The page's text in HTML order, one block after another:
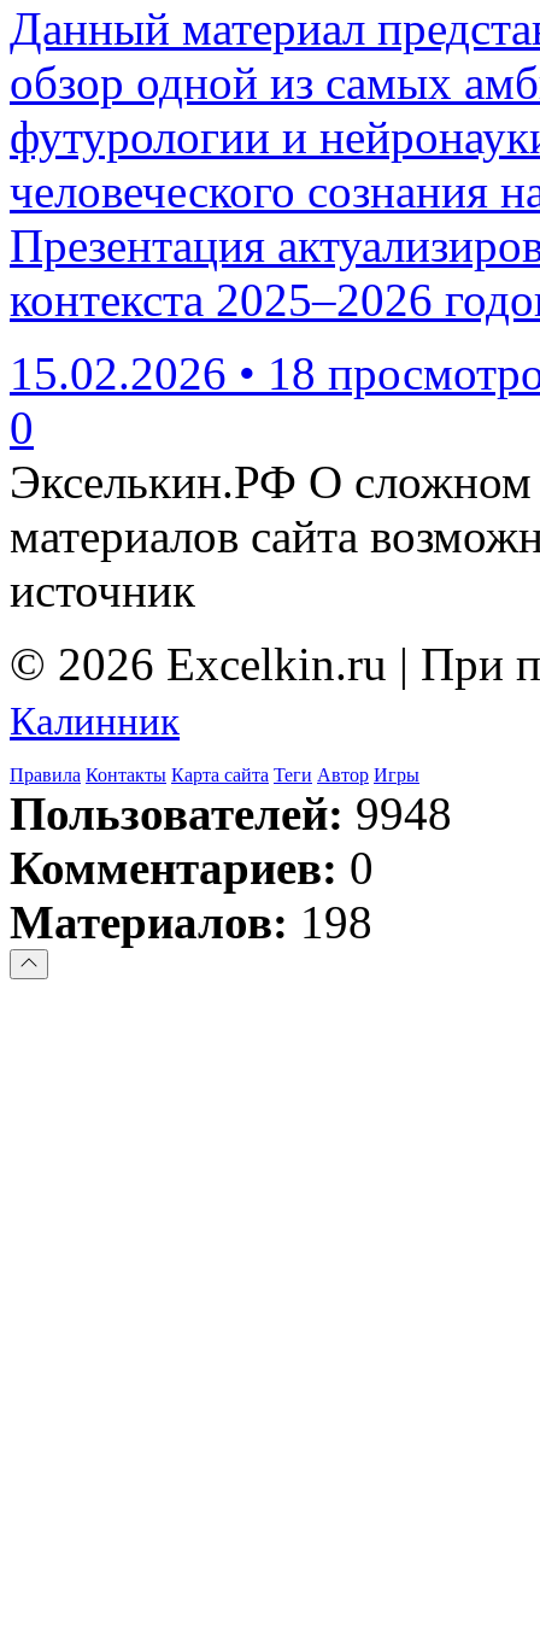
Данный материал
обзор одной из самых
футурологии и
человеческого сознания
Презентация
контекста 2025–2026
15.02.2026 • 18
0
Экселькин.РФ О сложном
материалов сайта
источник
© 2026 Excelkin.ru | При
Калинник
Правила Контакты Карта сайта Теги Автор Игры
Пользователей: 9948
Комментариев: 0
Материалов: 198